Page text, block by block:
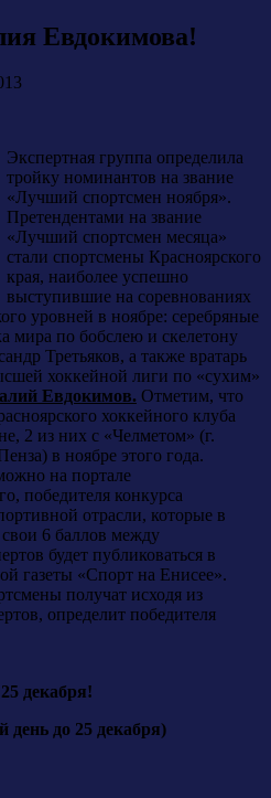
Евдокимова!
Экспертная группа определила
тройку номинантов на звание
«Лучший спортсмен ноября».
Претендентами на звание
«Лучший спортсмен месяца»
стали спортсмены Красноярского
края, наиболее успешно
выступившие на соревнованиях
уровней в ноябре: серебряные
мира по бобслею и скелетону
Третьяков, а также вратарь
хоккейной лиги по «сухим»
Евдокимов. Отметим, что
хоккейного клуба
2 из них с «Челметом» (г.
в ноябре этого года.
на портале
победителя конкурса
отрасли, которые в
свои 6 баллов между
будет публиковаться в
газеты «Спорт на Енисее».
получат исходя из
определит победителя
декабря!
до 25 декабря)